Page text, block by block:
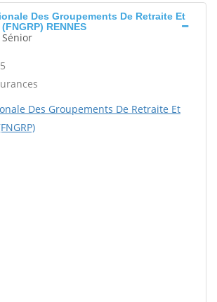
Des Groupements De Retraite Et
RENNES
Des Groupements De Retraite Et